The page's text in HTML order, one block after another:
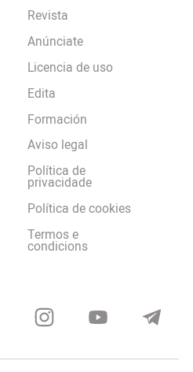
Revista
Anúnciate
Licencia de uso
Edita
Formación
Aviso legal
Política de
privacidade
Política de cookies
Termos e
condicions